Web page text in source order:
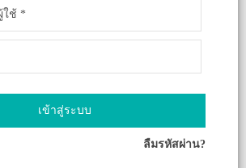
เข้าสู่ระบบ
ลืมรหัสผ่าน?